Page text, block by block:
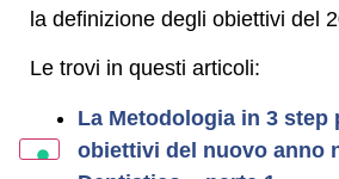
la definizione degli obiettivi del
Le trovi in questi articoli:
La Metodologia in 3 step
obiettivi del nuovo anno
Posso aiutarti?